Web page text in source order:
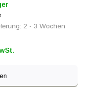
2 - 3 Wochen